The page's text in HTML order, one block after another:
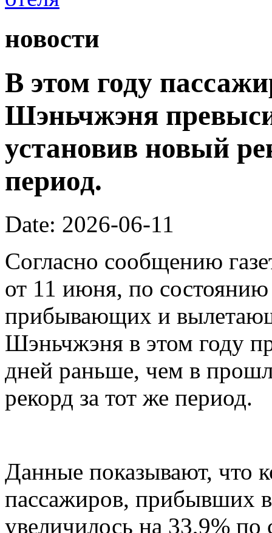
новости
В этом году
Шэньчжэня
установив новый
период.
Date: 2026-06-11
Согласно сообщению
от 11 июня, по
прибывающих и
Шэньчжэня в этом году
дней раньше, чем в
рекорд за тот же период.
Данные показывают, что
пассажиров, прибывших в
увеличилось на 33,9%